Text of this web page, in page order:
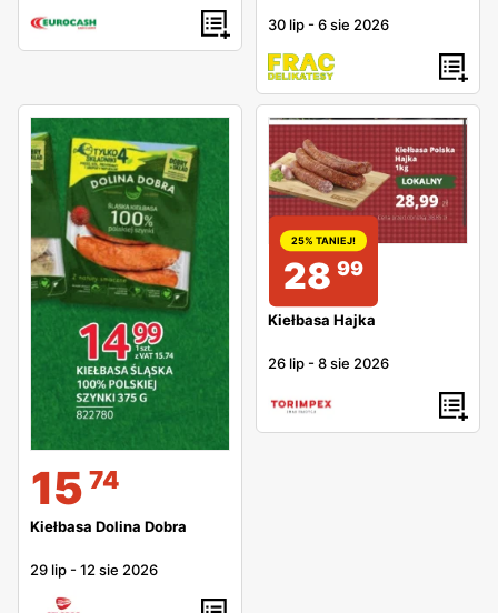
30 lip -6 sie 2026
15 74
Kiełbasa Dolina Dobra
29 lip -12 sie 2026
25% TANIEJ!
28 99
Kiełbasa Hajka
26 lip -8 sie 2026